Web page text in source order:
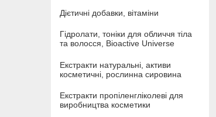
Дієтичні добавки, вітаміни
Гідролати, тоніки для обличчя тіла
та волосся, Bioactive Universe
Екстракти натуральні, активи
косметичні, рослинна сировина
Екстракти пропіленгліколеві для
виробництва косметики